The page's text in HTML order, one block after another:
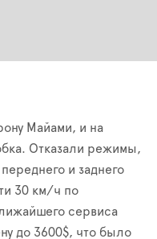
Майами, и на
Отказали режимы,
и заднего
30 км/ч по
сервиса
до 3600$, что было